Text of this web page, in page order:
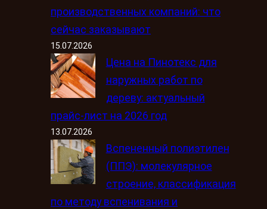
производственных компаний: что
сейчас заказывают
15.07.2026
Цена на Пинотекс для
наружных работ по
дереву: актуальный
прайс-лист на 2026 год
13.07.2026
Вспененный полиэтилен
(ППЭ): молекулярное
строение, классификация
по методу вспенивания и